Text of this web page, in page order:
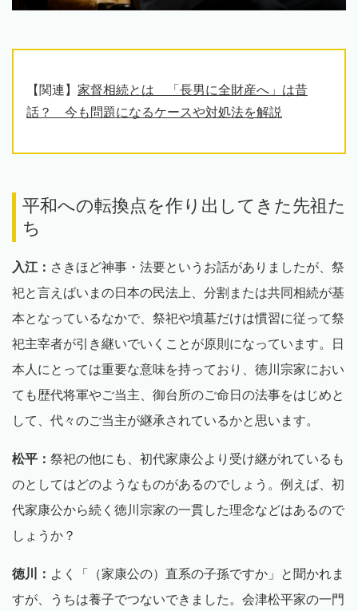
【関連】 家督相続とは 「長男に全財産へ」は昔
話？ 今も問題になるケースや対処法を解説
平和への転換点を作り出してきた先祖た
ち
入江： さきほど神事・法要というお話がありましたが、祭
祀と言えばいまの日本の民法上、分割または共同相続が基
本となっているなかで、祭祀や墳墓だけは慣習に従って祭
祀主宰者が引き継いでいくことが原則になっています。日
本人にとっては重要な意味を持っており、徳川宗家におい
ても歴代将軍やご当主、御台所のご命日の法事をはじめと
して、代々のご当主が継承されているかと思います。
松平： 祭祀の他にも、初代家康公より受け継がれているも
のとしてはどのようなものがあるのでしょう。例えば、初
代家康公から続く徳川宗家の一貫した理念などはあるので
しょうか？
徳川： よく「（家康公の）直系の子孫ですか」と聞かれま
すが、うちは養子でつないできました。会津松平家の一門